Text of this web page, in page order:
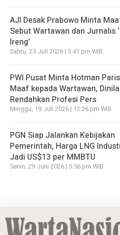
AJI Desak Prabowo Minta
Sebut Wartawan dan Jurnalis
Ireng’
Sabtu, 25 Juli 2026 | 3:41 pm WIB
PWI Pusat Minta Hotman
Maaf kepada Wartawan,
Rendahkan Profesi Pers
Minggu, 19 Juli 2026 | 12:26 pm WIB
PGN Siap Jalankan Kebijakan
Pemerintah, Harga LNG
Jadi US$13 per MMBTU
Senin, 29 Juni 2026 | 5:56 pm WIB